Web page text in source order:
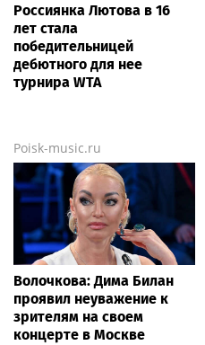
Россиянка Лютова в 16
лет стала
победительницей
дебютного для нее
турнира WTA
Poisk-music.ru
Волочкова: Дима Билан
проявил неуважение к
зрителям на своем
концерте в Москве